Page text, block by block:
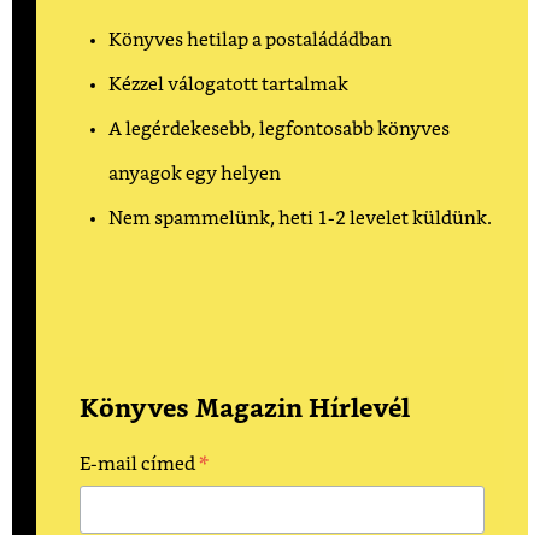
Könyves hetilap a postaládádban
Kézzel válogatott tartalmak
A legérdekesebb, legfontosabb könyves
anyagok egy helyen
Nem spammelünk, heti 1-2 levelet küldünk.
Könyves Magazin Hírlevél
E-mail címed*